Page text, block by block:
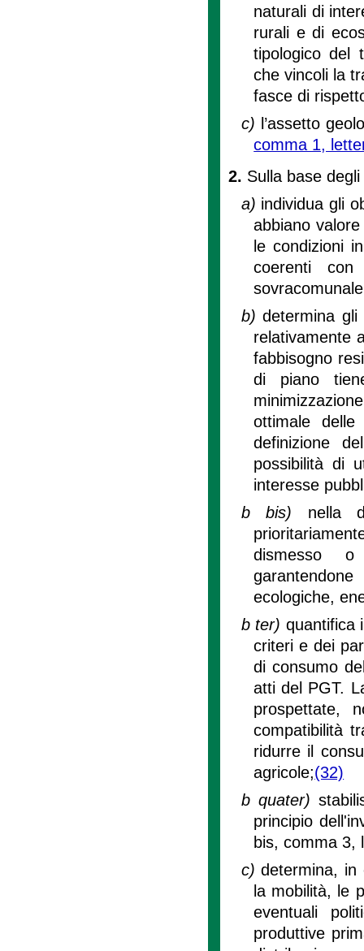
naturali di
rurali e di
tipologico del
che vincoli la
fasce di
c) l’assetto
comma 1,
2. Sulla base
a) individua gli
abbiano
le condizioni
coerenti
b)determina
relativamente
fabbisogno
di piano
ottimale
definizione
possibilità di
interesse
b bis) nella
dismesso o
ecologiche,
b ter) quantifica
criteri e dei
di consumo
atti del PGT.
prospettate,
compatibilità
ridurre il
agricole;(32)
b quater)
principio
bis, comma 3,
c)determina, in
la mobilità, le
eventuali
produttive